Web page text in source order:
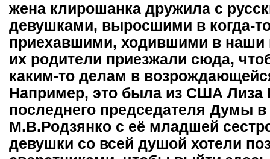
жена клирошанка дружила с
девушками, выросшими в когда-
приехавшими, ходившими в
их родители приезжали сюда,
каким-то делам в
Например, это была из США Лиза
последнего председателя Думы
М.В.Родзянко с её младшей
девушки со всей душой хотели